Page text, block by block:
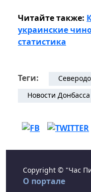
Читайте также:
украинские
статистика
Теги:
Новости Донбасса
Copyright © "Час
О портале